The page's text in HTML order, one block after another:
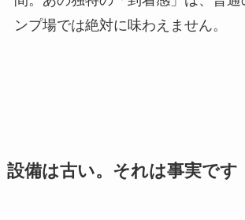
ンプ場では絶対に味わえません。
設備は古い。それは事実です